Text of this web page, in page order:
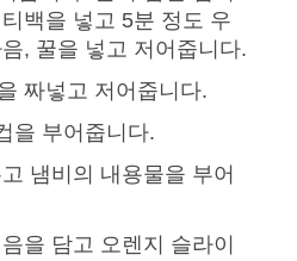
백을 넣고 5분 정도 우
, 꿀을 넣고 저어줍니다.
짜넣고 저어줍니다.
을 부어줍니다.
냄비의 내용물을 부어
을 담고 오렌지 슬라이